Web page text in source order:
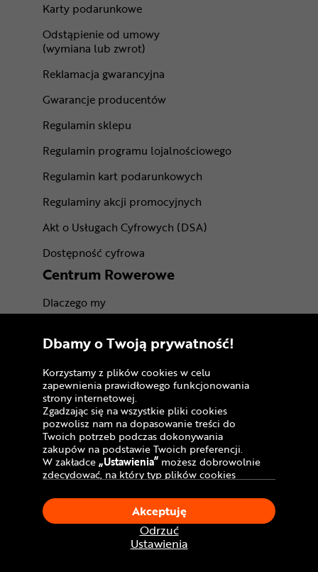
Karty podarunkowe
Odstąpienie od umowy
(wymiana lub zwrot)
Reklamacja gwarancyjna
Gwarancje producentów
Regulamin sklepu
Regulamin programu lojalnościowego
Regulamin kart podarunkowych
Regulaminy akcji promocyjnych
Akt o Usługach Cyfrowych (DSA)
Dostępność cyfrowa
Centrum Rowerowe
Dlaczego my
Pracuj w Dadelo
Kontakt
Marki
BLOG
Trasy rowerowe
Atrakcje rowerowe
Certyfikaty
Dbamy o Twoją prywatność!
Korzystamy z plików cookies w celu
zapewnienia prawidłowego funkcjonowania
strony internetowej.
Zgadzając się na wszystkie pliki cookies
pozwolisz nam na dopasowanie treści do
Twoich potrzeb podczas dokonywania
zakupów na podstawie Twoich preferencji.
W zakładce„Ustawienia” możesz dobrowolnie
zdecydować, na który typ plików cookies
Klikając„Akceptuję”, wyrażasz zgodę na
stosowanie ciasteczek zgodnie z ustawieniami
Twojej przeglądarki.
W dowolnym momencie, możesz dokonać
zmiany swojego wyboru klikając opcję
Ustawienia
Odrzuć
Akceptuję